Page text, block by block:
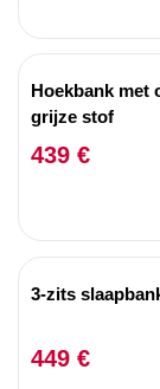
Hoekbank met
grijze stof
439 €
3-zits
449 €